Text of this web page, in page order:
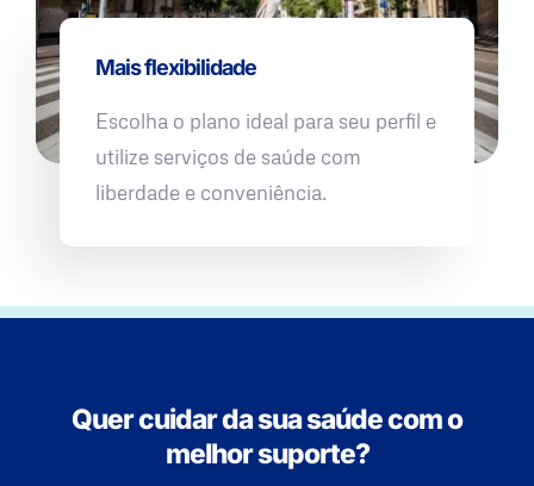
Mais flexibilidade
Escolha o plano ideal para seu perfil e
utilize serviços de saúde com
liberdade e conveniência.
Quer cuidar da sua saúde com o
melhor suporte?